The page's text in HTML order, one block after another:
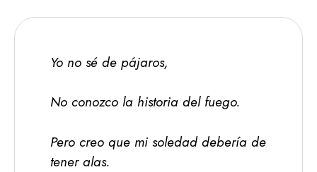
Yo no sé de pájaros,
No conozco la historia del fuego.
Pero creo que mi soledad debería de
tener alas.